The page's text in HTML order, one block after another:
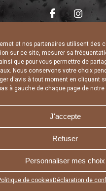
et nos partenaires utilisent des
sur ce site, mesurer sa
que pour vous permettre de
Nous conservons votre choix
d'avis à tout moment en cliquant
à gauche de chaque page de
J'accepte
Refuser
Personnaliser mes choix
de cookies Déclaration de
le bouton partager en bas de votre
CONFIDENTIALITÉ
DÉCLARATION
POLITIQUE D’UTILISATION DES
RÉALISÉ PAR L’AGENCE WEB A3